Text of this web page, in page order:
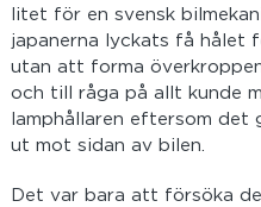
litet för en svensk
japanerna lyckats få hålet
utan att forma
och till råga på allt kunde
lamphållaren eftersom det
ut mot sidan av bilen.
Det var bara att försöka